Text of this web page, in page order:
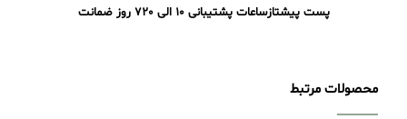
پست پیشتازساعات پشتیبانی 10 الی 20 7 روز ضمانت
محصولات مرتبط